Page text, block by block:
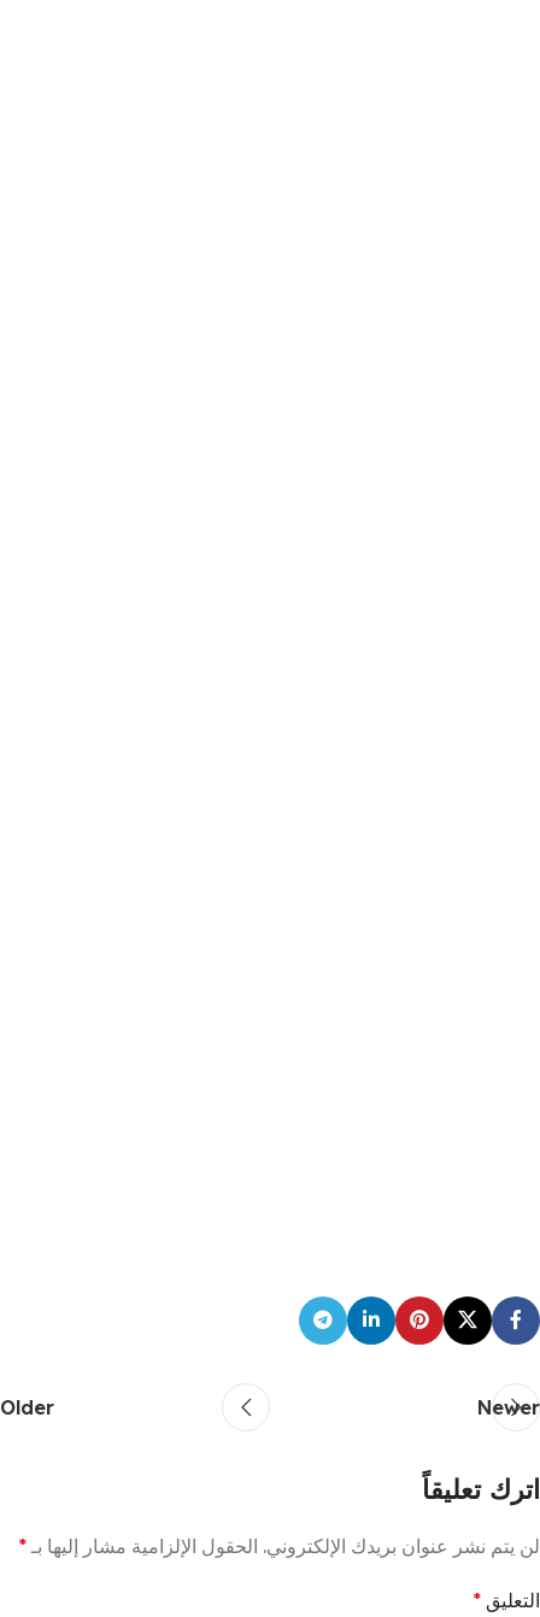
Newer
Older
اترك تعليقاً
لن يتم نشر عنوان بريدك الإلكتروني. الحقول الإلزامية مشار إليها بـ *
التعليق *